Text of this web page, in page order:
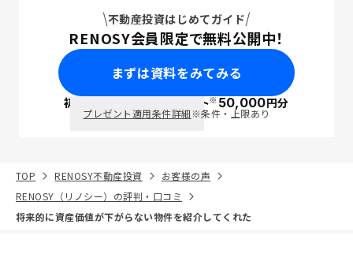
不動産投資はじめてガイド
RENOSY会員限定で無料公開中！
まずは資料をみてみる
初回面談で ポイント※50,000円分
プレゼント適用条件詳細※条件・上限あり
TOP RENOSY不動産投資
お客様の声
RENOSY（リノシー）の評判・口コミ
将来的に資産価値が下がらない物件を紹介してくれた